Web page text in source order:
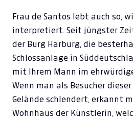
Frau de Santos lebt auch so,
interpretiert. Seit jüngster
der Burg Harburg, die
Schlossanlage in
mit Ihrem Mann im
Wenn man als Besucher
Gelände schlendert, erkannt
Wohnhaus der Künstlerin,